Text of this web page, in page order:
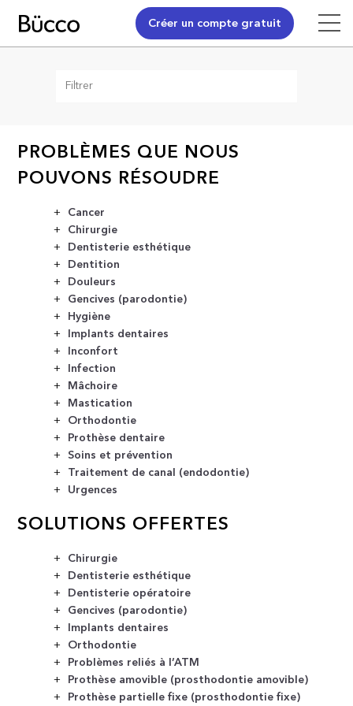
Créer un compte gratuit
PROBLÈMES QUE NOUS
POUVONS RÉSOUDRE
Cancer
Chirurgie
Dentisterie esthétique
Dentition
Douleurs
Gencives (parodontie)
Hygiène
Implants dentaires
Inconfort
Infection
Mâchoire
Mastication
Orthodontie
Prothèse dentaire
Soins et prévention
Traitement de canal (endodontie)
Urgences
SOLUTIONS OFFERTES
Chirurgie
Dentisterie esthétique
Dentisterie opératoire
Gencives (parodontie)
Implants dentaires
Orthodontie
Problèmes reliés à l’ATM
Prothèse amovible (prosthodontie amovible)
Prothèse partielle fixe (prosthodontie fixe)